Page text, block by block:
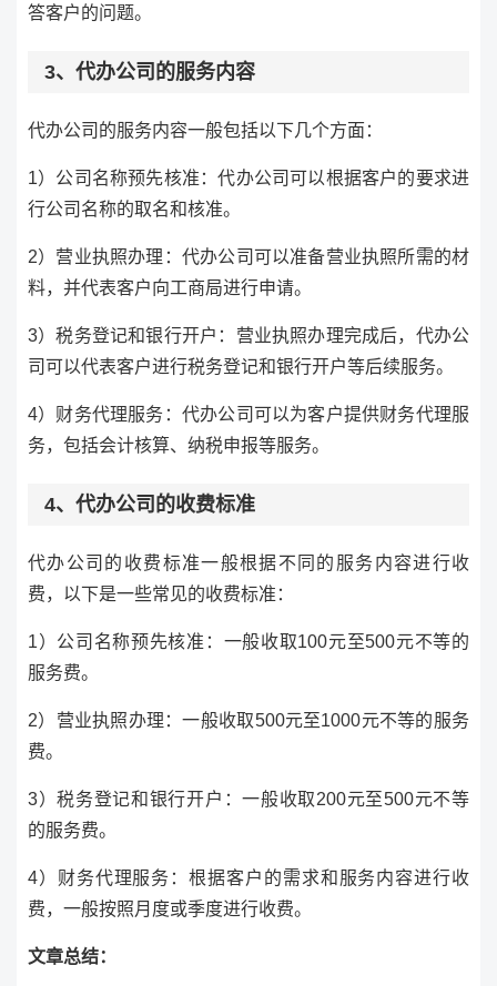
答客户的问题。
3、代办公司的服务内容
代办公司的服务内容一般包括以下几个方面：
1）公司名称预先核准：代办公司可以根据客户的要求进
行公司名称的取名和核准。
2）营业执照办理：代办公司可以准备营业执照所需的材
料，并代表客户向工商局进行申请。
3）税务登记和银行开户：营业执照办理完成后，代办公
司可以代表客户进行税务登记和银行开户等后续服务。
4）财务代理服务：代办公司可以为客户提供财务代理服
务，包括会计核算、纳税申报等服务。
4、代办公司的收费标准
代办公司的收费标准一般根据不同的服务内容进行收
费，以下是一些常见的收费标准：
1）公司名称预先核准：一般收取100元至500元不等的
服务费。
2）营业执照办理：一般收取500元至1000元不等的服务
费。
3）税务登记和银行开户：一般收取200元至500元不等
的服务费。
4）财务代理服务：根据客户的需求和服务内容进行收
费，一般按照月度或季度进行收费。
文章总结：